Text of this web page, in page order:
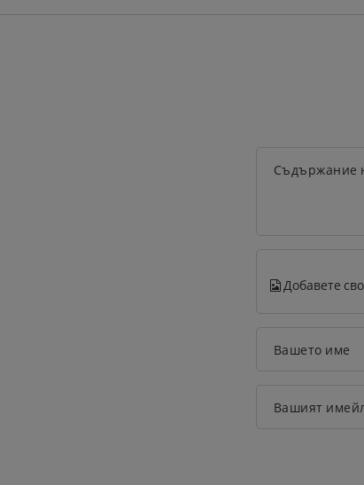
Съдържание
Добавете
Вашето име
Вашият